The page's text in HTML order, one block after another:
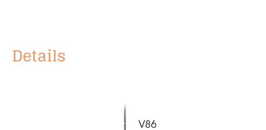
Details